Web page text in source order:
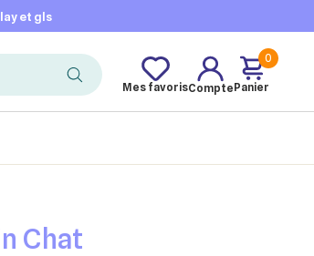
et gls
Mes favorisCompte
0
Panier
Chat